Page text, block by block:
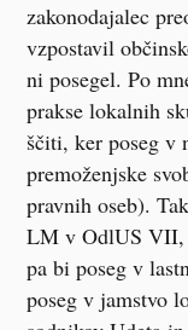
zakonodajalec
vzpostavil
ni posegel. Po
prakse lokalnih
ščiti, ker poseg v
premoženjske
pravnih oseb).
LM v OdlUS VII,
pa bi poseg v
poseg v jamstvo